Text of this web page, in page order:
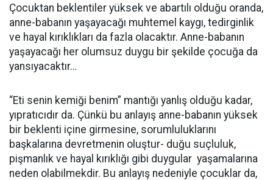
Çocuktan beklentiler yüksek ve abartılı olduğu oranda,
anne-babanın yaşayacağı muhtemel kaygı, tedirginlik
ve hayal kırıklıkları da fazla olacaktır. Anne-babanın
yaşayacağı her olumsuz duygu bir şekilde çocuğa da
yansıyacaktır…
“Eti senin kemiği benim” mantığı yanlış olduğu kadar,
yıpratıcıdır da. Çünkü bu anlayış anne-babanın yüksek
bir beklenti içine girmesine, sorumluluklarını
başkalarına devretmenin oluştur- duğu suçluluk,
pişmanlık ve hayal kırıklığı gibi duygular yaşamalarına
neden olabilmekdir. Bu anlayış nedeniyle çocuklar da,